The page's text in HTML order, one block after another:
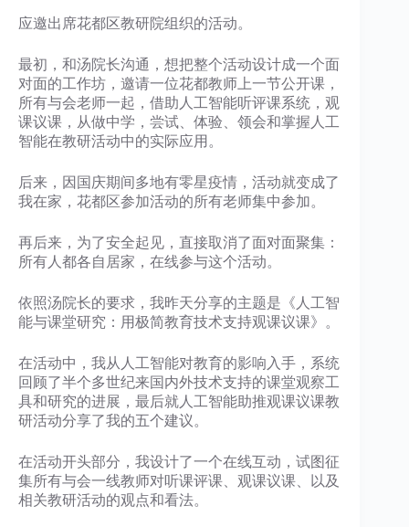
应邀出席花都区教研院组织的活动。
最初，和汤院长沟通，想把整个活动设计成一个面
对面的工作坊，邀请一位花都教师上一节公开课，
所有与会老师一起，借助人工智能听评课系统，观
课议课，从做中学，尝试、体验、领会和掌握人工
智能在教研活动中的实际应用。
后来，因国庆期间多地有零星疫情，活动就变成了
我在家，花都区参加活动的所有老师集中参加。
再后来，为了安全起见，直接取消了面对面聚集：
所有人都各自居家，在线参与这个活动。
依照汤院长的要求，我昨天分享的主题是《人工智
能与课堂研究：用极简教育技术支持观课议课》。
在活动中，我从人工智能对教育的影响入手，系统
回顾了半个多世纪来国内外技术支持的课堂观察工
具和研究的进展，最后就人工智能助推观课议课教
研活动分享了我的五个建议。
在活动开头部分，我设计了一个在线互动，试图征
集所有与会一线教师对听课评课、观课议课、以及
相关教研活动的观点和看法。